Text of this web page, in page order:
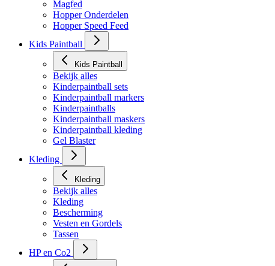
Magfed
Hopper Onderdelen
Hopper Speed Feed
Kids Paintball
Kids Paintball
Bekijk alles
Kinderpaintball sets
Kinderpaintball markers
Kinderpaintballs
Kinderpaintball maskers
Kinderpaintball kleding
Gel Blaster
Kleding
Kleding
Bekijk alles
Kleding
Bescherming
Vesten en Gordels
Tassen
HP en Co2